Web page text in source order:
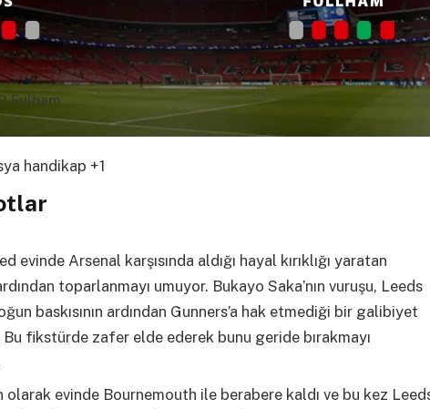
Fulham
handikap +1
evinde Arsenal karşısında aldığı hayal kırıklığı yaratan
toparlanmayı umuyor. Bukayo Saka’nın vuruşu, Leeds
baskısının ardından Gunners’a hak etmediği bir galibiyet
Bu fikstürde zafer elde ederek bunu geride bırakmayı
olarak evinde Bournemouth ile berabere kaldı ve bu kez